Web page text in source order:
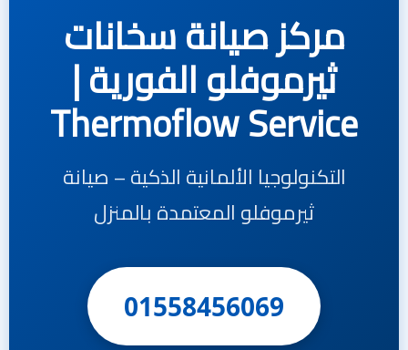
مركز صيانة سخانات
ثيرموفلو الفورية |
Thermoflow Service
التكنولوجيا الألمانية الذكية – صيانة
ثيرموفلو المعتمدة بالمنزل
01558456069